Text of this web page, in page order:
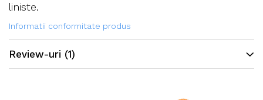
liniste.
Informatii conformitate produs
Review-uri (1)